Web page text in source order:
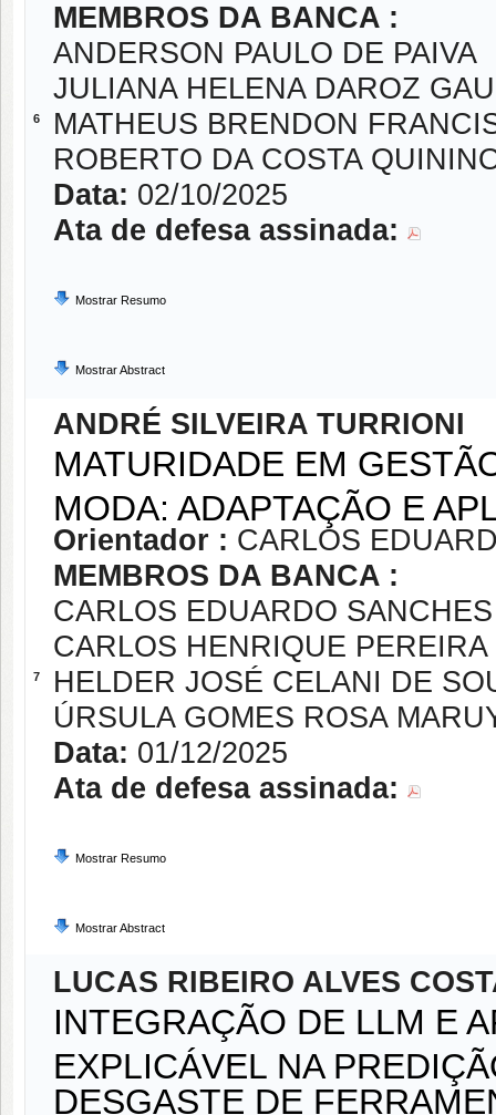
6
MEMBROS DA BANCA :
ANDERSON PAULO DE PAIVA
JULIANA HELENA DAROZ
MATHEUS BRENDON
ROBERTO DA COSTA
Data: 02/10/2025
Ata de defesa assinada:
Mostrar Resumo
Mostrar Abstract
7
ANDRÉ SILVEIRA TURRIONI
MATURIDADE EM
MODA: ADAPTAÇÃO E
Orientador : CARLOS
MEMBROS DA BANCA :
CARLOS EDUARDO
CARLOS HENRIQUE PEREIRA
HELDER JOSÉ CELANI DE
ÚRSULA GOMES ROSA
Data: 01/12/2025
Ata de defesa assinada:
Mostrar Resumo
Mostrar Abstract
LUCAS RIBEIRO ALVES
INTEGRAÇÃO DE LLM E
EXPLICÁVEL NA
DESGASTE DE